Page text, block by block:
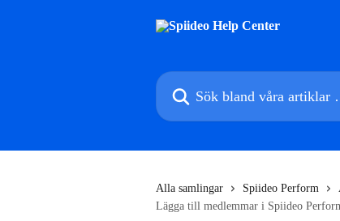
Sök bland våra artiklar …
Alla samlingar Spiideo Perform
Lägga till medlemmar i Spiideo